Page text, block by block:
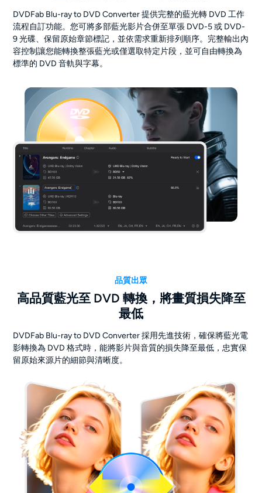
DVDFab Blu-ray to DVD Converter 提供完整的藍光轉 DVD 工作
流程自訂功能。您可將多部藍光影片合併至單張 DVD-5 或 DVD-
9 光碟、保留原始章節標記，並依需求重新排列順序。完整輸出內
容控制讓您能轉換整張藍光或僅選取特定片段，並可自由轉換為
標準的 DVD 音軌與字幕。
品質出眾
高品質藍光至 DVD 轉換，將畫質損失降至
最低
DVDFab Blu-ray to DVD Converter 採用先進技術，確保將藍光電
影轉換為 DVD 格式時，能將影片與音質的損失降至最低，忠實保
留原始來源片的細節與清晰度。